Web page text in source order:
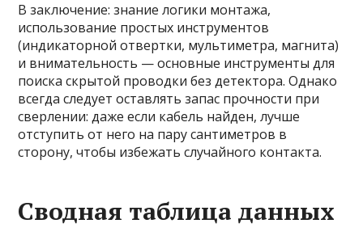
В заключение: знание логики монтажа,
использование простых инструментов
(индикаторной отвертки, мультиметра, магнита)
и внимательность — основные инструменты для
поиска скрытой проводки без детектора. Однако
всегда следует оставлять запас прочности при
сверлении: даже если кабель найден, лучше
отступить от него на пару сантиметров в
сторону, чтобы избежать случайного контакта.
Сводная таблица данных